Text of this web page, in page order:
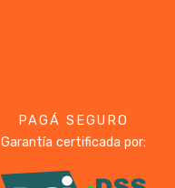
PAGÁ SEGURO
Garantía certificada por: